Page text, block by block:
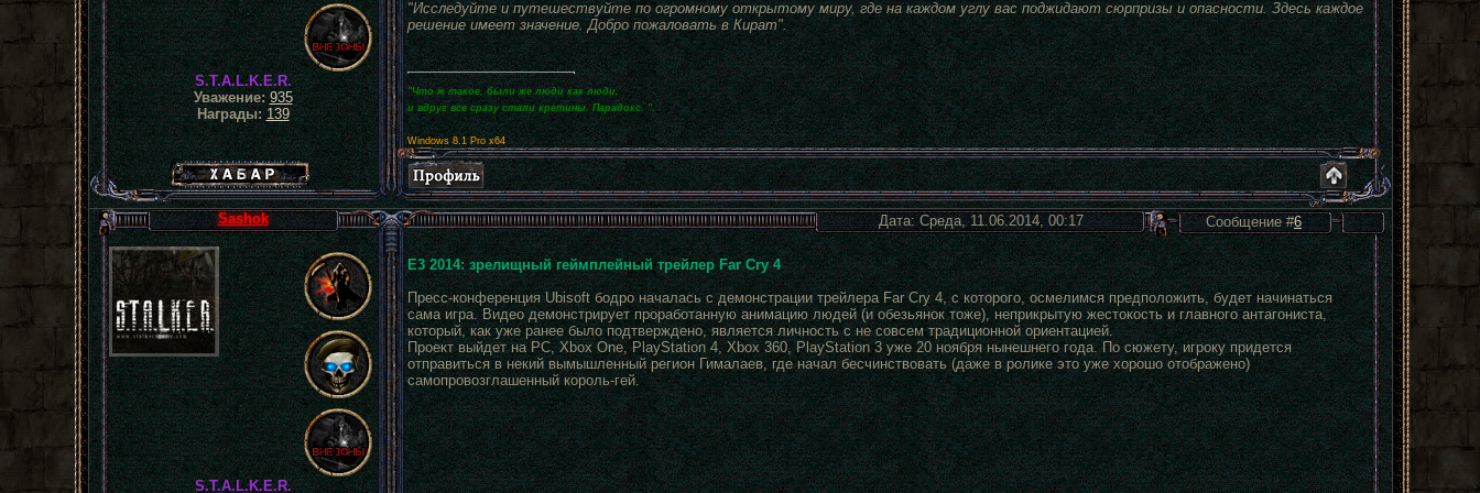
"Исследуйте и путешествуйте по огромному открытому миру, где на каждом углу вас поджидают сюрпризы и опасности. Здесь каждое
решение имеет значение. Добро пожаловать в Кират".
"Что ж такое, были же люди как люди,
и вдруг все сразу стали кретины. Парадокс. ".
Windows 8.1 Pro x64
S.T.A.L.K.E.R.
Уважение:935
Награды: 139
Хабар сталкера
Дата: Среда, 11.06.2014, 00:17 Сообщение #6
E3 2014: зрелищный геймплейный трейлер Far Cry 4
Пресс-конференция Ubisoft бодро началась с демонстрации трейлера Far Cry 4, с которого, осмелимся предположить, будет начинаться
сама игра. Видео демонстрирует проработанную анимацию людей (и обезьянок тоже), неприкрытую жестокость и главного антагониста,
который, как уже ранее было подтверждено, является личность с не совсем традиционной ориентацией.
Проект выйдет на PC, Xbox One, PlayStation 4, Xbox 360, PlayStation 3 уже 20 ноября нынешнего года. По сюжету, игроку придется
отправиться в некий вымышленный регион Гималаев, где начал бесчинствовать (даже в ролике это уже хорошо отображено)
самопровозглашенный король-гей.
Sashok
S.T.A.L.K.E.R.